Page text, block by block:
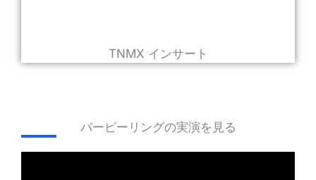
TNMX インサート
バーピーリングの実演を見る